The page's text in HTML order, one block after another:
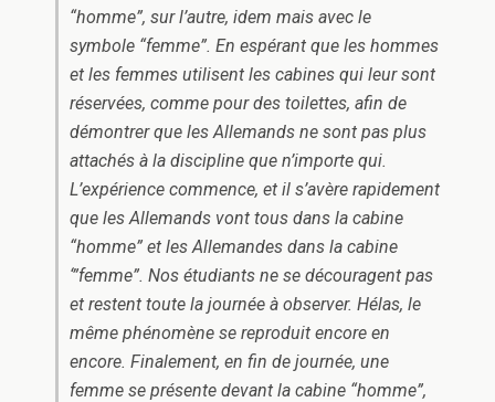
“homme”, sur l’autre, idem mais avec le
symbole “femme”. En espérant que les hommes
et les femmes utilisent les cabines qui leur sont
réservées, comme pour des toilettes, afin de
démontrer que les Allemands ne sont pas plus
attachés à la discipline que n’importe qui.
L’expérience commence, et il s’avère rapidement
que les Allemands vont tous dans la cabine
“homme” et les Allemandes dans la cabine
‘”femme”. Nos étudiants ne se découragent pas
et restent toute la journée à observer. Hélas, le
même phénomène se reproduit encore en
encore. Finalement, en fin de journée, une
femme se présente devant la cabine “homme”,